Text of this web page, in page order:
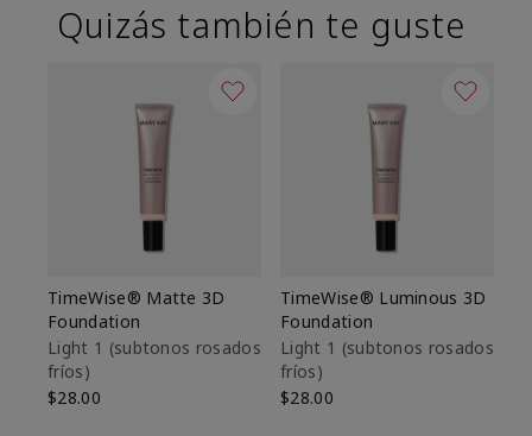
Quizás también te guste
TimeWise® Matte 3D
Foundation
Light 1​ (subtonos rosados
fríos)
$28.00
TimeWise® Luminous 3D
Foundation
Light 1​ (subtonos rosados
fríos)
$28.00